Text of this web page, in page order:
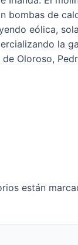
bombas de
eólica,
la
Oloroso,
están